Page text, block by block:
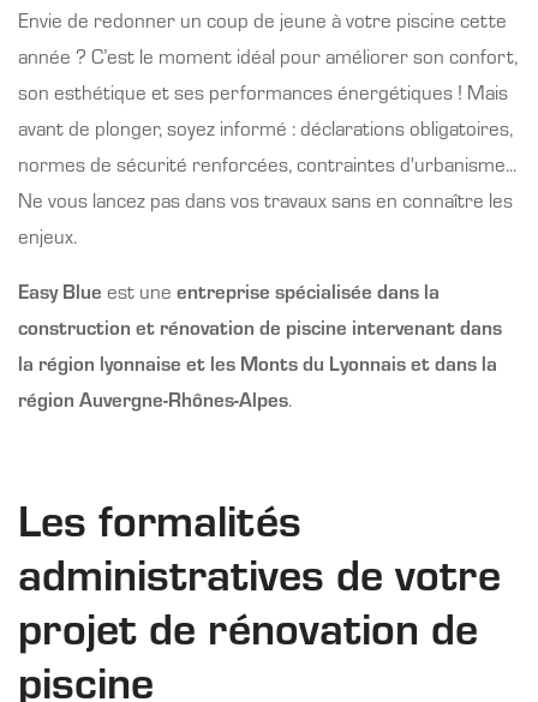
Envie de redonner un coup de jeune à votre piscine cette
année ? C’est le moment idéal pour améliorer son confort,
son esthétique et ses performances énergétiques ! Mais
avant de plonger, soyez informé : déclarations obligatoires,
normes de sécurité renforcées, contraintes d'urbanisme...
Ne vous lancez pas dans vos travaux sans en connaître les
enjeux.
Easy Blue est une entreprise spécialisée dans la
construction et rénovation de piscine intervenant dans
la région lyonnaise et les Monts du Lyonnais et dans la
région Auvergne-Rhônes-Alpes.
Les formalités
administratives de votre
projet de rénovation de
piscine